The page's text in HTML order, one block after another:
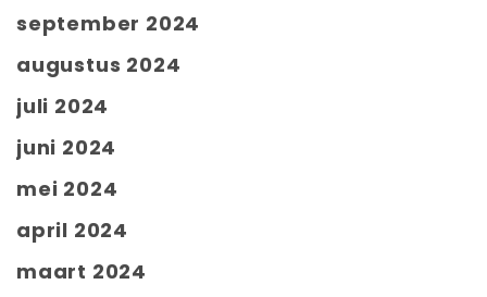
september 2024
augustus 2024
juli 2024
juni 2024
mei 2024
april 2024
maart 2024